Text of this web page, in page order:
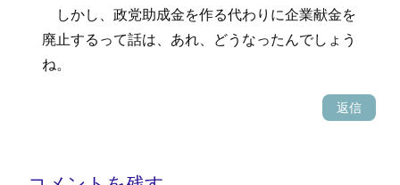
しかし、政党助成金を作る代わりに企業献金を
廃止するって話は、あれ、どうなったんでしょう
ね。
返信